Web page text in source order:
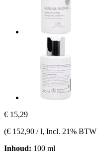
€ 15,29
(€ 152,90 / l, Incl. 21% BTW
Inhoud: 100 ml